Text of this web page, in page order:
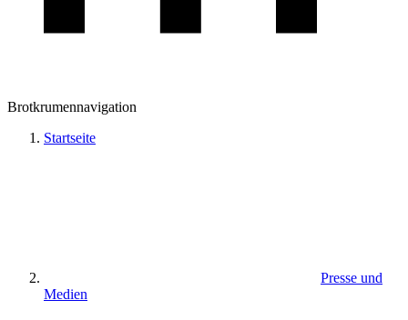
Brotkrumennavigation
Startseite
Presse und
Medien